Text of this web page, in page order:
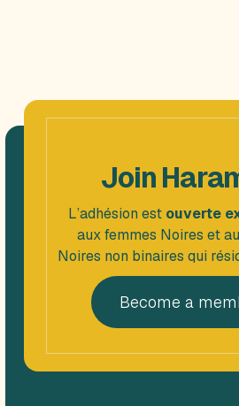
Join
L’adhésion est ouverte
aux femmes Noires et
Noires non binaires qui
Become a